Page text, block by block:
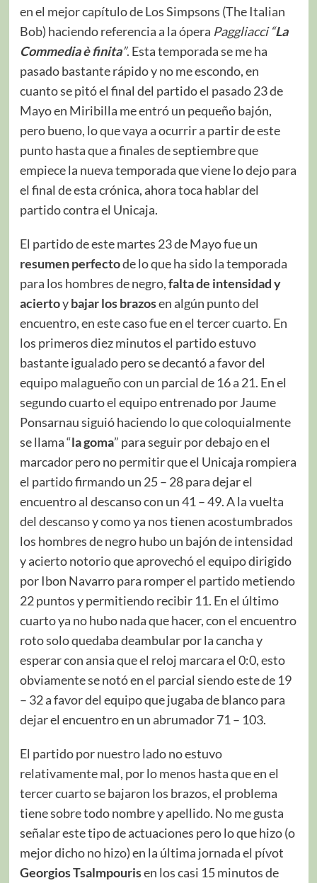
en el mejor capítulo de Los Simpsons (The Italian
Bob) haciendo referencia a la ópera Paggliacci “La
Commedia è finita”. Esta temporada se me ha
pasado bastante rápido y no me escondo, en
cuanto se pitó el final del partido el pasado 23 de
Mayo en Miribilla me entró un pequeño bajón,
pero bueno, lo que vaya a ocurrir a partir de este
punto hasta que a finales de septiembre que
empiece la nueva temporada que viene lo dejo para
el final de esta crónica, ahora toca hablar del
partido contra el Unicaja.
El partido de este martes 23 de Mayo fue un
resumen perfectode lo que ha sido la temporada
para los hombres de negro,falta de intensidad y
aciertoybajar los brazosen algún punto del
encuentro, en este caso fue en el tercer cuarto. En
los primeros diez minutos el partido estuvo
bastante igualado pero se decantó a favor del
equipo malagueño con un parcial de 16 a 21. En el
segundo cuarto el equipo entrenado por Jaume
Ponsarnau siguió haciendo lo que coloquialmente
se llama “la goma” para seguir por debajo en el
marcador pero no permitir que el Unicaja rompiera
el partido firmando un 25 – 28 para dejar el
encuentro al descanso con un 41 – 49. A la vuelta
del descanso y como ya nos tienen acostumbrados
los hombres de negro hubo un bajón de intensidad
y acierto notorio que aprovechó el equipo dirigido
por Ibon Navarro para romper el partido metiendo
22 puntos y permitiendo recibir 11. En el último
cuarto ya no hubo nada que hacer, con el encuentro
roto solo quedaba deambular por la cancha y
esperar con ansia que el reloj marcara el 0:0, esto
obviamente se notó en el parcial siendo este de 19
– 32 a favor del equipo que jugaba de blanco para
dejar el encuentro en un abrumador 71 – 103.
El partido por nuestro lado no estuvo
relativamente mal, por lo menos hasta que en el
tercer cuarto se bajaron los brazos, el problema
tiene sobre todo nombre y apellido. No me gusta
señalar este tipo de actuaciones pero lo que hizo (o
mejor dicho no hizo) en la última jornada el pívot
Georgios Tsalmpourisen los casi 15 minutos de